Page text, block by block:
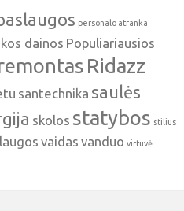
personalo atranka
dainos Populiariausios
Ridazz
santechnika saulės
skolos statybos stilius
vaidas vanduo virtuvė